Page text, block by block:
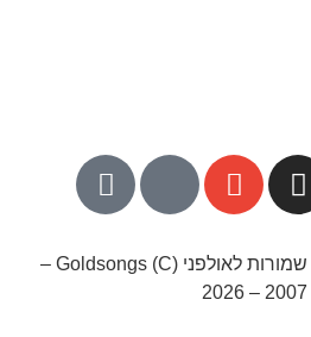
כל הזכויות שמורות לאולפני Goldsongs (C) –